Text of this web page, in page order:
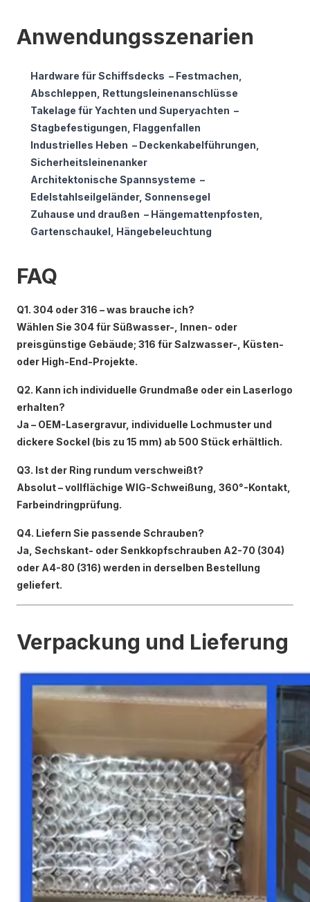
Anwendungsszenarien
Hardware für Schiffsdecks – Festmachen,
Abschleppen, Rettungsleinenanschlüsse
Takelage für Yachten und Superyachten –
Stagbefestigungen, Flaggenfallen
Industrielles Heben – Deckenkabelführungen,
Sicherheitsleinenanker
Architektonische Spannsysteme –
Edelstahlseilgeländer, Sonnensegel
Zuhause und draußen – Hängemattenpfosten,
Gartenschaukel, Hängebeleuchtung
FAQ
Q1. 304 oder 316 – was brauche ich?
Wählen Sie 304 für Süßwasser-, Innen- oder
preisgünstige Gebäude; 316 für Salzwasser-, Küsten-
oder High-End-Projekte.
Q2. Kann ich individuelle Grundmaße oder ein Laserlogo
erhalten?
Ja – OEM-Lasergravur, individuelle Lochmuster und
dickere Sockel (bis zu 15 mm) ab 500 Stück erhältlich.
Q3. Ist der Ring rundum verschweißt?
Absolut – vollflächige WIG-Schweißung, 360°-Kontakt,
Farbeindringprüfung.
Q4. Liefern Sie passende Schrauben?
Ja, Sechskant- oder Senkkopfschrauben A2-70 (304)
oder A4-80 (316) werden in derselben Bestellung
geliefert.
Verpackung und Lieferung